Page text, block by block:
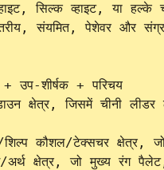
सिल्क व्हाइट, या
संयमित, पेशेवर और
उप-शीर्षक + परिचय
क्षेत्र, जिसमें चीनी
कौशल/टेक्सचर क्षेत्र,
क्षेत्र, जो मुख्य रंग